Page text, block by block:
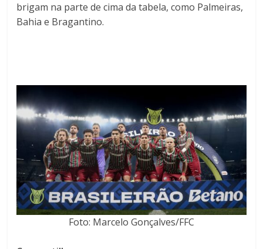
brigam na parte de cima da tabela, como Palmeiras,
Bahia e Bragantino.
Foto: Marcelo Gonçalves/FFC